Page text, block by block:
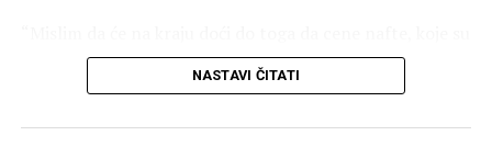
danas bile 79 dolara, padnu i ostanu niske. Iran nikada
neće imati nuklearno oružje, a SAD će biti u jačoj
NASTAVI ČITATI